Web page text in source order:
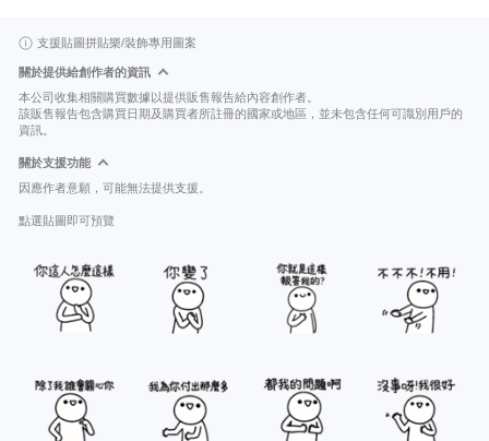
支援貼圖拼貼樂/裝飾專用圖案
關於提供給創作者的資訊
本公司收集相關購買數據以提供販售報告給內容創作者。
該販售報告包含購買日期及購買者所註冊的國家或地區，並未包含任何可識別用戶的
資訊。
關於支援功能
因應作者意願，可能無法提供支援。
點選貼圖即可預覽